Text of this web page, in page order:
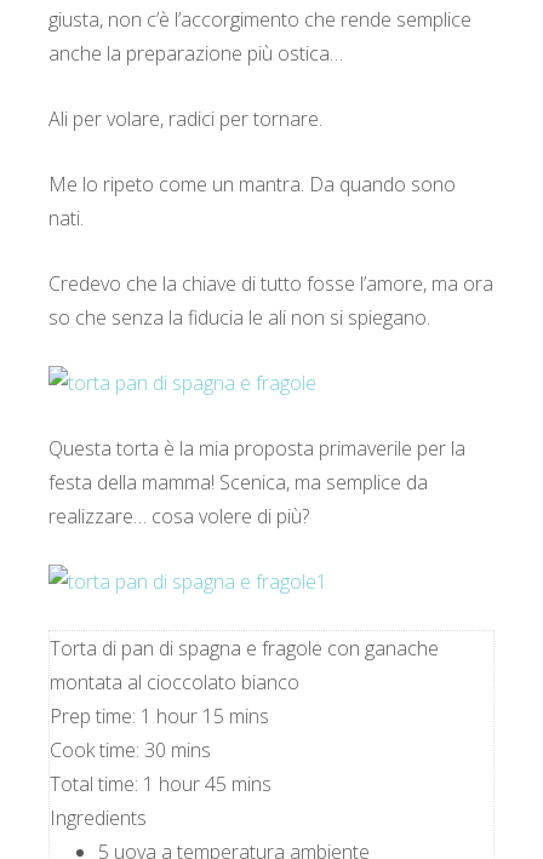
giusta, non c’è l’accorgimento che rende semplice
anche la preparazione più ostica…
Ali per volare, radici per tornare.
Me lo ripeto come un mantra. Da quando sono
nati.
Credevo che la chiave di tutto fosse l’amore, ma ora
so che senza la fiducia le ali non si spiegano.
Questa torta è la mia proposta primaverile per la
festa della mamma! Scenica, ma semplice da
realizzare… cosa volere di più?
Torta di pan di spagna e fragole con ganache
montata al cioccolato bianco
Prep time: 1 hour 15 mins
Cook time: 30 mins
Total time: 1 hour 45 mins
Ingredients
5 uova a temperatura ambiente